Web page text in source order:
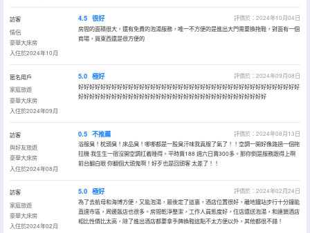
訪客
情侶
豪華大床房
入住於2024年10月
4.5 很好
評價於：2024年10月04日
房間的面積很大，還有免費的泡湯服務，唯一不方便的是進出大門需要換拖鞋，對面有一個
商場，買東西還是很方便的
匿名用戶
家庭旅遊
豪華大床房
入住於2024年09月
5.0 極好
評價於：2024年09月08日
好好好好好好好好好好好好好好好好好好好好好好好好好好好好好好好好好好好好好好好好
好好好好好好好好好好好好好好好好好好好好好好好好好好好好好好好好好好
訪客
與好友旅遊
豪華大床房
入住於2024年08月
0.5 不推薦
評價於：2024年08月13日
浴服臭！枕頭臭！床品臭！哪哪都是一股臭汗味我真服了氣了！！空調一開好像路過一個拖
拉機 我生生一宿沒開空調扛着睡得。平時賣188 週六日賣300多。那你倒是服務跟得上啊
前台翻白眼 你翻個大頭鬼啊！好歹也是回頭客 太差了！！
訪客
家庭旅遊
豪華大床房
入住於2024年02月
5.0 極好
評價於：2024年02月24日
為了去航母和海博方便，又能泡湯，最後定了這裏，酒店位置很好，離地鐵站步行十分鐘能
直達市區，周邊飯店也很多。房間乾淨整潔，工作人員態度好，住店還送泡湯，和連鎖酒店
相比性價比太高，除了進出酒店都要拿手牌換鞋這點不太方便以外，其他都很不錯！